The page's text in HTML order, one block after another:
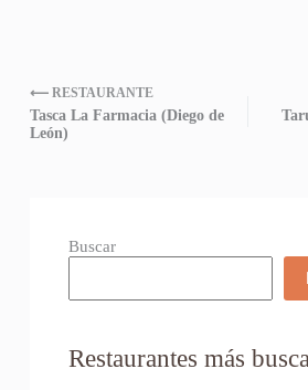
⟵ RESTAURANTE
Tasca La Farmacia (Diego de
León)
Buscar
Restaurantes más